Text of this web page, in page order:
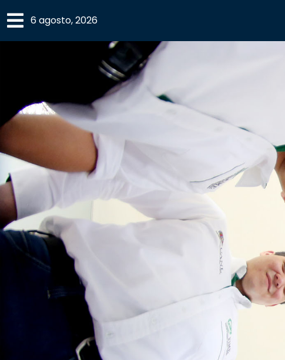
×
CAMPUSUANL
COMUNIDAD
CULTURA
DEPORTES
I+D+IEXPERTOS
6 agosto, 2026